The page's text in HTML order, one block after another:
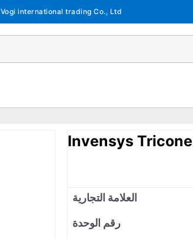
Vogi international trading Co., Ltd
Invensys
العلامة التجارية
رقم الوحدة